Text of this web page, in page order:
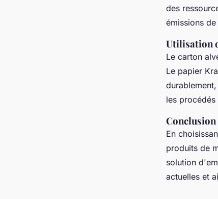
des
émissions
Utilisation
Le carton
Le papier
les
Conclusion
En
produits de
solution
actuelles et